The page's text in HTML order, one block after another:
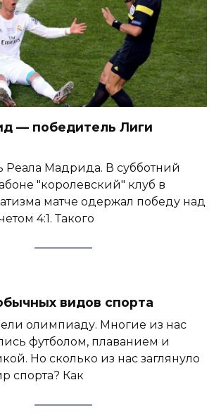
— победитель Лиги
Реала Мадрида. В субботний
"королевский" клуб в
матче одержал победу над
4:1. Такого
видов спорта
олимпиаду. Многие из нас
футболом, плаванием и
Но сколько из нас заглянуло
спорта? Как